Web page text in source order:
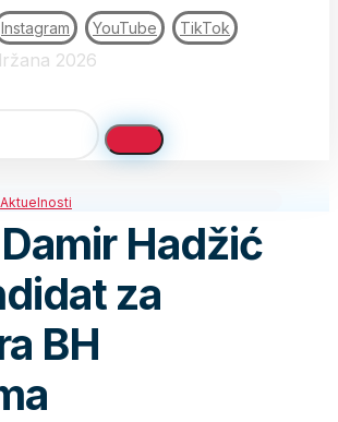
Instagram YouTube TikTok
2026
Aktuelnosti
Hadžić
za
BH